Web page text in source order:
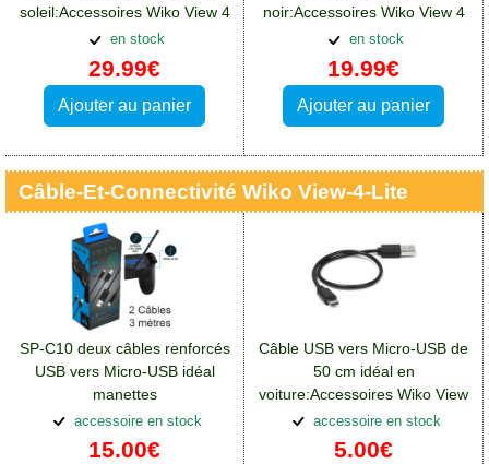
soleil:Accessoires Wiko View 4
Lite
en stock
29.99€
Ajouter au panier
noir:Accessoires Wiko View 4
Lite
en stock
19.99€
Ajouter au panier
Câble-Et-Connectivité Wiko View-4-Lite
SP-C10 deux câbles renforcés
USB vers Micro-USB idéal
manettes
Playstation:Accessoires Wiko
View 4 Lite
accessoire en stock
15.00€
Câble USB vers Micro-USB de
50 cm idéal en
voiture:Accessoires Wiko View
4 Lite
accessoire en stock
5.00€